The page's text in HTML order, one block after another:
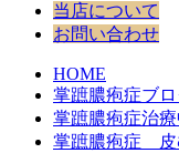
当店について
お問い合わせ
HOME
掌蹠膿疱症ブ
掌蹠膿疱症治療
掌蹠膿疱症 皮